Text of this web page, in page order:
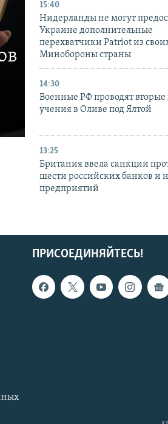
15:40
Нидерланды не могут
Украине дополнительные
перехватчики Patriot из
Минобороны страны
14:30
Военные РФ проводят вторые
учения в Оливе под Ялтой
13:25
Британия ввела санкции
шести российских банков и
предприятий
ПРИСОЕДИНЯЙТЕСЬ!